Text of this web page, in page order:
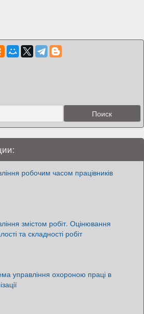
робочим часом працівників
змістом робіт. Оцінювання
та складності робіт
управління охороною праці в